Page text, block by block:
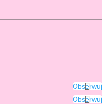
Obserwuj
Obserwuj